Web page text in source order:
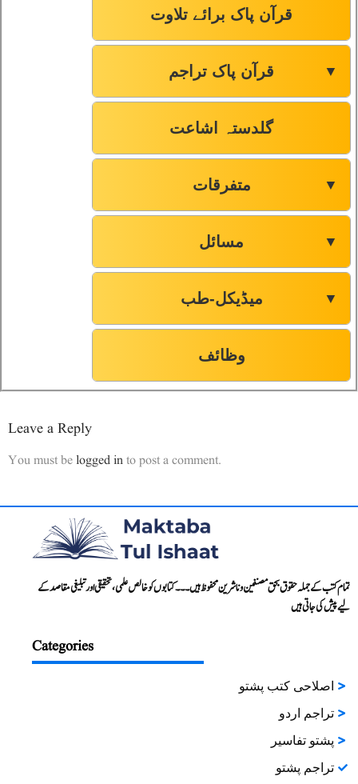
قرآن پاک برائے تلاوت
قرآن پاک تراجم ▼
گلدستہ اشاعت
متفرقات ▼
مسائل ▼
میڈیکل-طب ▼
وظائف
Leave a Reply
You must belogged into post a comment.
تمام کتب کے جملہ حقوق بحق مصنفین و ناشرین محفوظ ہیں۔۔۔ کتابوں کو خالص علمی، تحقیقی اور تبلیغی مقاصد کے
لیے پیش کی جاتی ہیں
Categories
اصلاحی کتب پشتو
تراجم اردو
پشتو تفاسیر
تراجم پشتو